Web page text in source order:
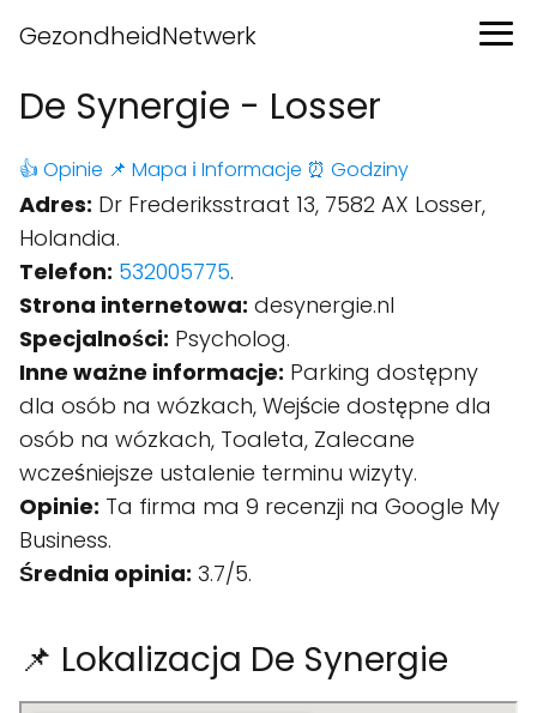
GezondheidNetwerk
De Synergie - Losser
👍 Opinie 📌 Mapa ℹ️ Informacje ⏰ Godziny
Adres: Dr Frederiksstraat 13, 7582 AX Losser,
Holandia.
Telefon: 532005775.
Strona internetowa: desynergie.nl
Specjalności: Psycholog.
Inne ważne informacje: Parking dostępny
dla osób na wózkach, Wejście dostępne dla
osób na wózkach, Toaleta, Zalecane
wcześniejsze ustalenie terminu wizyty.
Opinie: Ta firma ma 9 recenzji na Google My
Business.
Średnia opinia: 3.7/5.
📌 Lokalizacja De Synergie